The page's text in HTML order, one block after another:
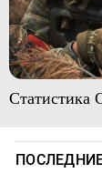
Статистика